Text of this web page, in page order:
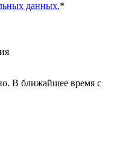
данных.*
В ближайшее время с